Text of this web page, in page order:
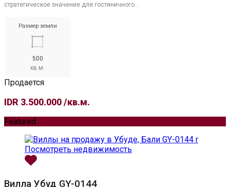
стратегическое значение для гостиничного…
Размер земли
500
кв.м.
Продается
IDR 3.500.000 /кв.м.
Featured
Посмотреть недвижимость
Вилла Убуд GY-0144